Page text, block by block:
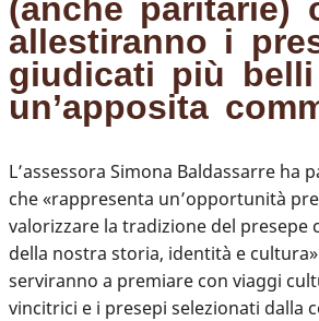
(anche paritarie)
allestiranno i
giudicati più
un’apposita
L’assessora Simona Baldassarre ha
che «rappresenta un’opportunità
valorizzare la tradizione del presepe
della nostra storia, identità e
serviranno a premiare con viaggi
vincitrici e i presepi selezionati dalla